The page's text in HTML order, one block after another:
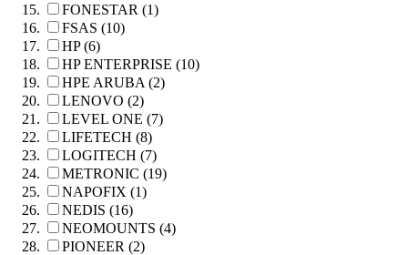
FONESTAR (1)
FSAS (10)
HP (6)
HP ENTERPRISE (10)
HPE ARUBA (2)
LENOVO (2)
LEVEL ONE (7)
LIFETECH (8)
LOGITECH (7)
METRONIC (19)
NAPOFIX (1)
NEDIS (16)
NEOMOUNTS (4)
PIONEER (2)